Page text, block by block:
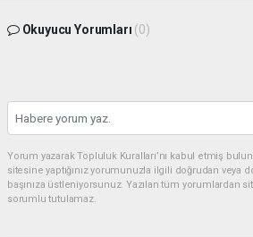
Okuyucu Yorumları (0)
Yorum yazarak Topluluk Kuralları’nı kabul etmiş
sitesine yaptığınız yorumunuzla ilgili doğrudan veya
başınıza üstleniyorsunuz. Yazılan tüm yorumlardan
sorumlu tutulamaz.